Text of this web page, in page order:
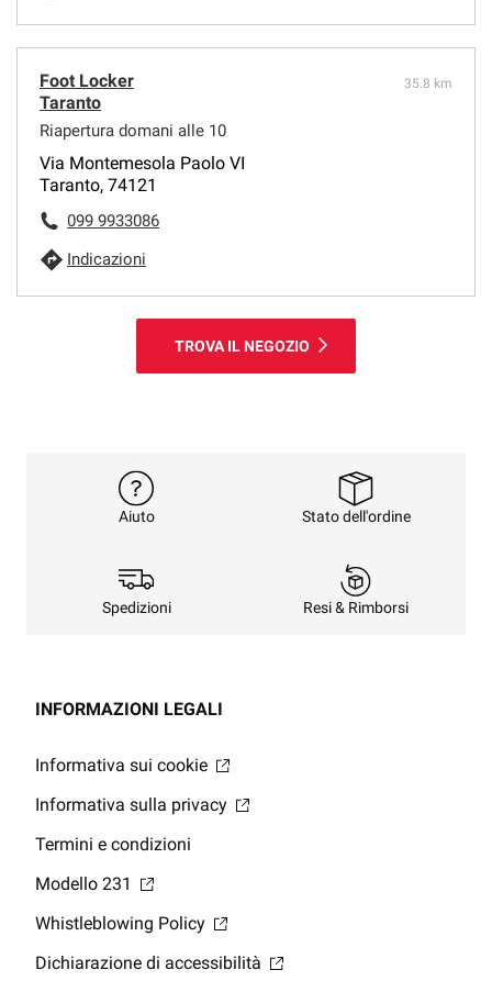
Foot Locker
Taranto
Riapertura domani alle 10
35.8 km
Via Montemesola Paolo VI
Taranto, 74121
099 9933086
Indicazioni
TROVA IL NEGOZIO
Aiuto Stato dell'ordine
Spedizioni Resi & Rimborsi
INFORMAZIONI LEGALI
Informativa sui cookie
Informativa sulla privacy
Termini e condizioni
Modello 231
Whistleblowing Policy
Dichiarazione di accessibilità